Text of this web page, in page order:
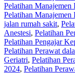
Pelatihan
Pelatihan Manajemen
jalan rumah sakit,
Anestesi, Pelatihan
Pelatihan Pengajar
Pelatihan Perawat
Geriatri, Pelatihan
2024, Pelatihan